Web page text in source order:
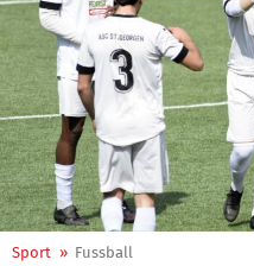
Sport » Fussball